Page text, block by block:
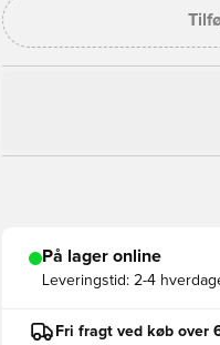
På lager online
Leveringstid: 2-4
Fri fragt ved køb over